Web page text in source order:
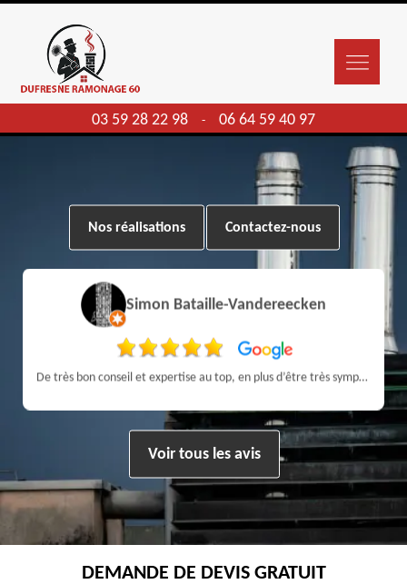
03 59 28 22 98 - 06 64 59 40 97
Nos réalisations Contactez-nous
Simon Bataille-Vandereecken
De très bon conseil et expertise au top, en plus d’être très sympathique, je recommande! Nous avons été bien aidés et renseignés sur quoi faire de notre insert et son entretien futur, merci :)
Voir tous les avis
DEMANDE DE DEVIS GRATUIT